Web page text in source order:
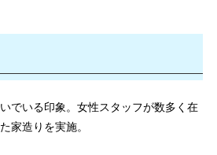
でいる印象。女性スタッフが数多く在
家造りを実施。